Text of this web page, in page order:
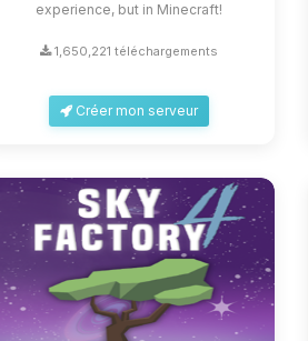
experience, but in Minecraft!
1,650,221 téléchargements
Créer mon serveur